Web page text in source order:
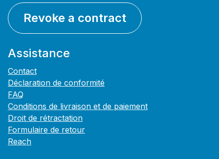
Revoke a contract
Assistance
Contact
Déclaration de conformité
FAQ
Conditions de livraison et de paiement
Droit de rétractation
Formulaire de retour
Reach